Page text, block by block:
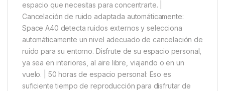
espacio que necesitas para concentrarte. |
Cancelación de ruido adaptada automáticamente:
Space A40 detecta ruidos externos y selecciona
automáticamente un nivel adecuado de cancelación de
ruido para su entorno. Disfrute de su espacio personal,
ya sea en interiores, al aire libre, viajando o en un
vuelo. | 50 horas de espacio personal: Eso es
suficiente tiempo de reproducción para disfrutar de